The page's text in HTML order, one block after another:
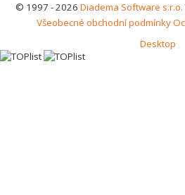
© 1997 - 2026 Diadema Software s.r.o.
Všeobecné obchodní podmínky
Desktop